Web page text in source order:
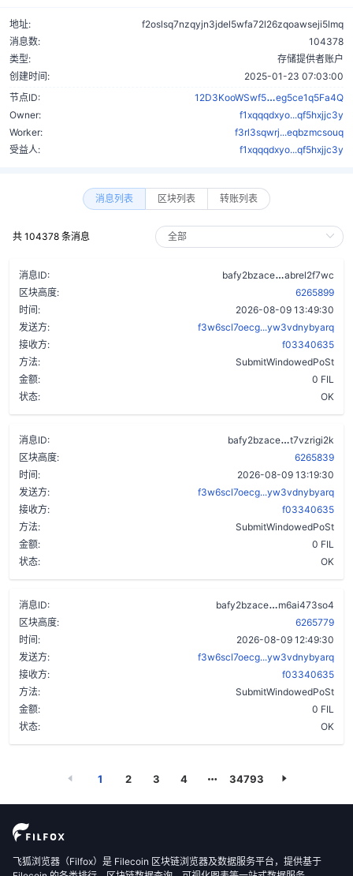
地址:
f2oslsq7nzqyjn3jdel5wfa72l26zqoawseji5lmq
消息数:
104378
类型:
存储提供者账户
创建时间:
2025-01-23 07:03:00
节点ID:
12D3KooWSwf5
eg5ce1q5Fa4Q
Owner:
f1xqqqdxyo...qf5hxjjc3y
Worker:
f3rl3sqwrj...eqbzmcsouq
受益人:
f1xqqqdxyo...qf5hxjjc3y
消息列表 区块列表 转账列表
共 104378 条消息
消息ID: bafy2bzace
abrel2f7wc
区块高度:
6265899
时间:
2026-08-09 13:49:30
发送方:
f3w6scl7oecg...yw3vdnybyarq
接收方:
f03340635
方法:
SubmitWindowedPoSt
金额:
0 FIL
状态:
OK
消息ID: bafy2bzace
t7vzrigi2k
区块高度:
6265839
时间:
2026-08-09 13:19:30
发送方:
f3w6scl7oecg...yw3vdnybyarq
接收方:
f03340635
方法:
SubmitWindowedPoSt
金额:
0 FIL
状态:
OK
消息ID: bafy2bzace
m6ai473so4
区块高度:
6265779
时间:
2026-08-09 12:49:30
发送方:
f3w6scl7oecg...yw3vdnybyarq
接收方:
f03340635
方法:
SubmitWindowedPoSt
金额:
0 FIL
状态:
OK
1 2 3 4 34793
飞狐浏览器（Filfox）是 Filecoin 区块链浏览器及数据服务平台，提供基于